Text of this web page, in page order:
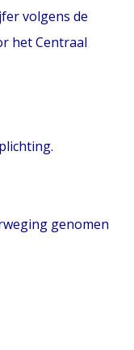
volgens de
het Centraal
genomen